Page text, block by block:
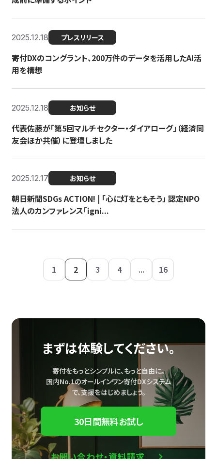
2025.12.18 プレスリリース
寄付DXのコングラント、200万件のデータを活用したAI活
用を構想
2025.12.18 お知らせ
代表佐藤が「第5回マルチセクター・ダイアローグ」（経済同
友会ほか共催）に登壇しました
2025.12.17 お知らせ
朝日新聞SDGs ACTION! | 「心に灯をともそう」 認定NPO
法人のカンファレンス「igni...
1 2 3 4 ... 16
まずは体験してください。
寄付をもっとシンプルに、もっと自由に。
国内No.1のオールインワン寄付DXシステム
で、支援をはじめましょう。
30日間無料お試し
お問い合わせ・資料請求